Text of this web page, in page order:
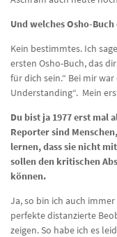
Und welches Osho-
Kein bestimmtes. Ich
ersten Osho-Buch, das
für dich sein.“ Bei mir
Understanding“. Mein
Du bist ja 1977 erst mal
Reporter sind
lernen, dass sie nicht
sollen den kritischen
können.
Ja, so bin ich auch
perfekte distanzierte
zeigen. So habe ich es